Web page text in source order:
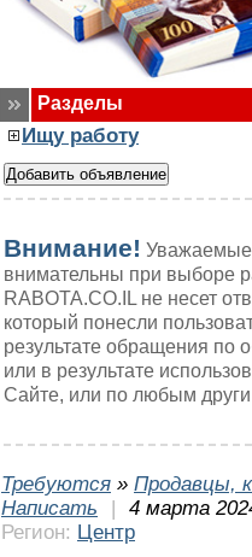
Разделы
Ищу работу
Внимание! Уважаемые
внимательны при выборе
RABOTA.CO.IL не несет
который понесли
результате обращения
или в результате
Сайте, или по любым
Требуются » Продавцы,
Написать
|
4 марта
Регион: Центр